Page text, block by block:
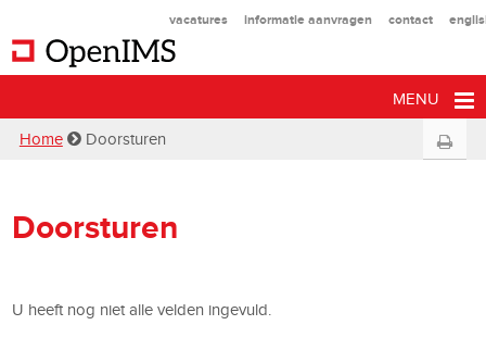
vacatures informatie aanvragen contact
MENU
Home Doorsturen
Doorsturen
U heeft nog niet alle velden ingevuld.